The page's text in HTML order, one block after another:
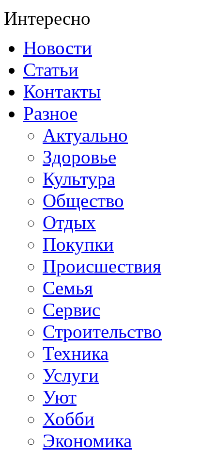
Интересно
Новости
Статьи
Контакты
Разное
Актуально
Здоровье
Культура
Общество
Отдых
Покупки
Происшествия
Семья
Сервис
Строительство
Техника
Услуги
Уют
Хобби
Экономика